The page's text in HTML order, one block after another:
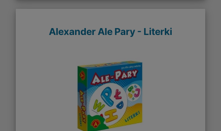
Alexander Ale Pary - Literki